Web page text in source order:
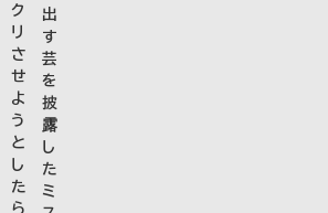
ク
リ
さ
せ
よ
う
と
し
た
ら
出
す
芸
を
披
露
し
た
ミ